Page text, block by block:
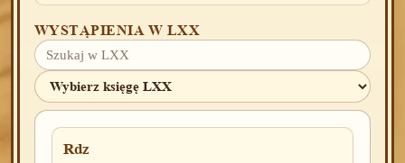
WYSTĄPIENIA W LXX
Rdz